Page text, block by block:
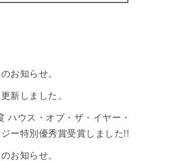
お知らせ。
新しました。
ハウス・オブ・ザ・イヤー・
ー特別優秀賞受賞しました!!
お知らせ。